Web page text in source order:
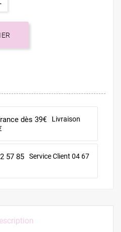
Livraison
Service Client 04 67